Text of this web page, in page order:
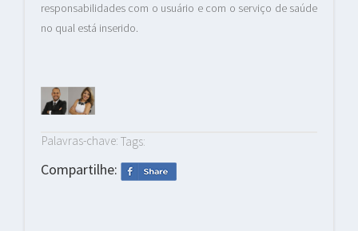
responsabilidades com o usuário e com o serviço de saúde
no qual está inserido.
Palavras-chave: Tags:
Compartilhe: